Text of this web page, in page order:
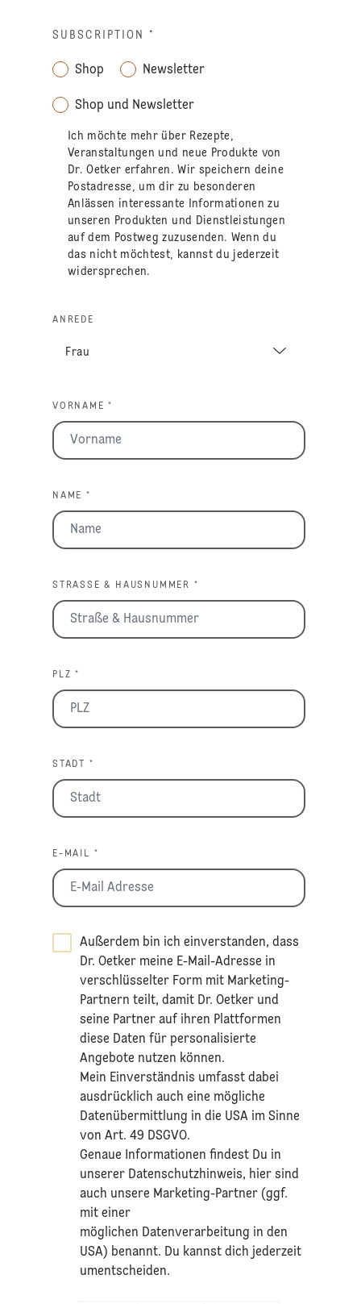
SUBSCRIPTION *
Shop Newsletter
Shop und Newsletter
Ich möchte mehr über Rezepte,
Veranstaltungen und neue Produkte von
Dr. Oetker erfahren. Wir speichern deine
Postadresse, um dir zu besonderen
Anlässen interessante Informationen zu
unseren Produkten und Dienstleistungen
auf dem Postweg zuzusenden. Wenn du
das nicht möchtest, kannst du jederzeit
widersprechen.
ANREDE
VORNAME *
NAME *
STRASSE & HAUSNUMMER *
PLZ *
STADT *
E-MAIL *
Außerdem bin ich einverstanden, dass
Dr. Oetker meine E-Mail-Adresse in
verschlüsselter Form mit Marketing-
Partnern teilt, damit Dr. Oetker und
seine Partner auf ihren Plattformen
diese Daten für personalisierte
Angebote nutzen können.
Mein Einverständnis umfasst dabei
ausdrücklich auch eine mögliche
Datenübermittlung in die USA im Sinne
von Art. 49 DSGVO.​
​Genaue Informationen findest Du in
unserer Datenschutzhinweis, hier sind
auch unsere Marketing-Partner (ggf.
mit einer
möglichen Datenverarbeitung in den
USA) benannt. Du kannst dich jederzeit
umentscheiden.